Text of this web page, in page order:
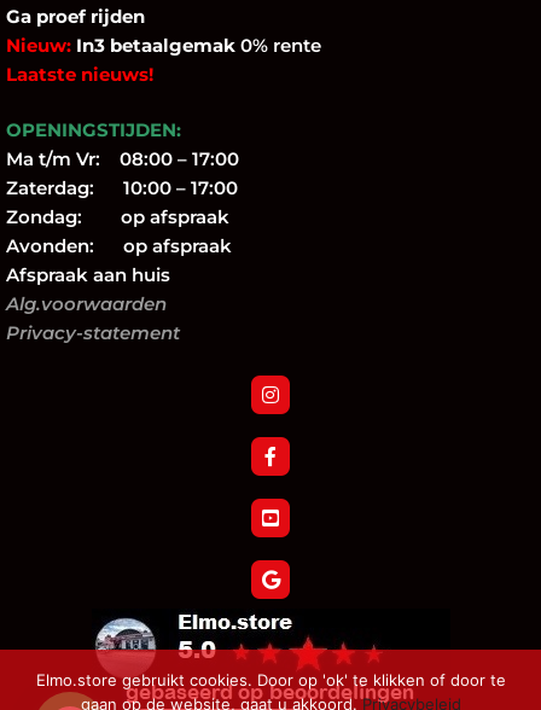
Ga proef rijden
Nieuw: In3 betaalgemak 0% rente
Laatste nieuws!
OPENINGSTIJDEN:
Ma t/m Vr: 08:00 – 17:00
Zaterdag: 10:00 – 17:00
Zondag: op afspraak
Avonden: op afspraak
Afspraak aan huis
Alg.voorwaarden
Privacy-statement
Elmo.store gebruikt cookies. Door op 'ok' te klikken of door te
gaan op de website, gaat u akkoord.Privacybeleid